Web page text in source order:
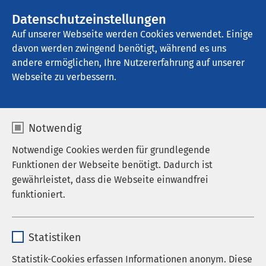
Datenschutzeinstellungen
Auf unserer Webseite werden Cookies verwendet. Einige
davon werden zwingend benötigt, während es uns
andere ermöglichen, Ihre Nutzererfahrung auf unserer
Webseite zu verbessern.
Notwendig
Notwendige Cookies werden für grundlegende
Funktionen der Webseite benötigt. Dadurch ist
gewährleistet, dass die Webseite einwandfrei
funktioniert.
Anbieter sgalinski
Statistiken
Statistik-Cookies erfassen Informationen anonym. Diese
Klinik für Geriatrie Ratzeburg
Auf einen Blick